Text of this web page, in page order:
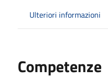
Ulteriori informazioni
Competenze